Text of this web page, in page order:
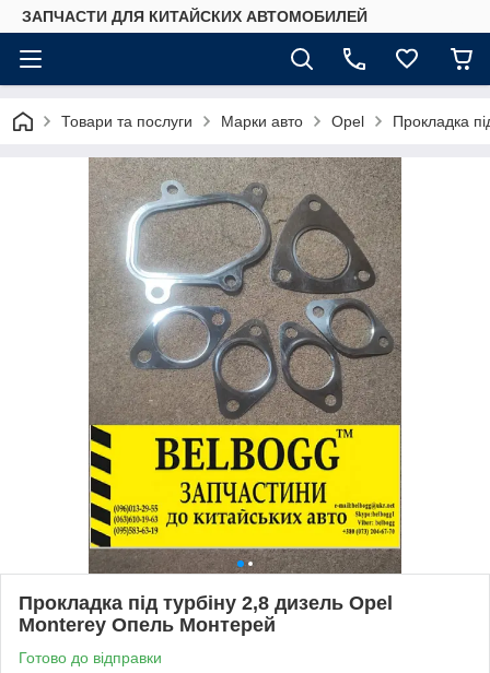
ЗАПЧАСТИ ДЛЯ КИТАЙСКИХ АВТОМОБИЛЕЙ
Товари та послуги Марки авто Opel Прокладка
Прокладка під турбіну 2,8 дизель Opel
Monterey Опель Монтерей
Готово до відправки